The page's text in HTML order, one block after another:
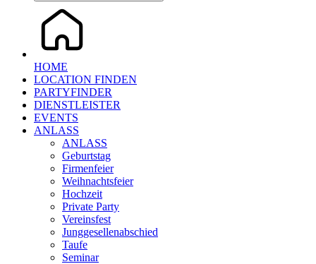
HOME
LOCATION FINDEN
PARTYFINDER
DIENSTLEISTER
EVENTS
ANLASS
ANLASS
Geburtstag
Firmenfeier
Weihnachtsfeier
Hochzeit
Private Party
Vereinsfest
Junggesellenabschied
Taufe
Seminar